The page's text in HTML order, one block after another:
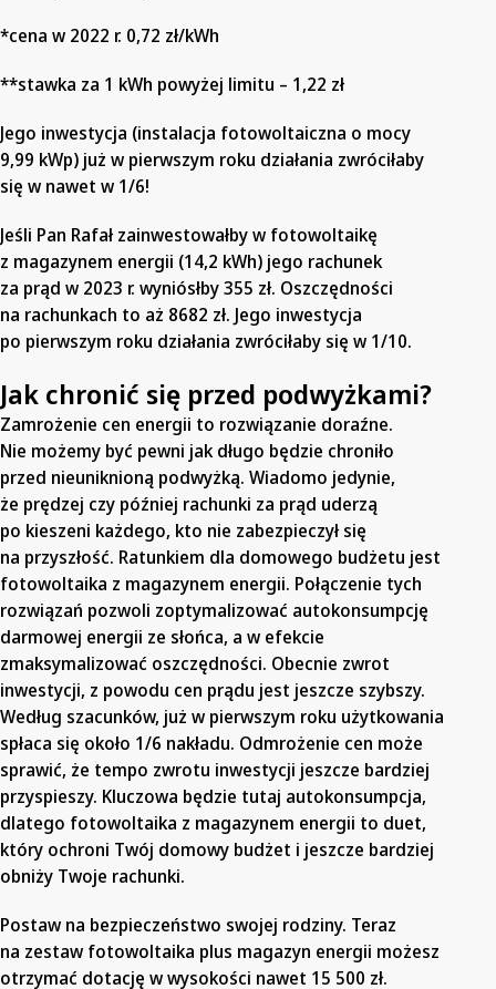
*cena w 2022 r. 0,72 zł/kWh
**stawka za 1 kWh powyżej limitu – 1,22 zł
Jego inwestycja (instalacja fotowoltaiczna o mocy
9,99 kWp) już w pierwszym roku działania zwróciłaby
się w nawet w 1/6!
Jeśli Pan Rafał zainwestowałby w fotowoltaikę
z magazynem energii (14,2 kWh) jego rachunek
za prąd w 2023 r. wyniósłby 355 zł. Oszczędności
na rachunkach to aż 8682 zł. Jego inwestycja
po pierwszym roku działania zwróciłaby się w 1/10.
Jak chronić się przed podwyżkami?
Zamrożenie cen energii to rozwiązanie doraźne.
Nie możemy być pewni jak długo będzie chroniło
przed nieuniknioną podwyżką. Wiadomo jedynie,
że prędzej czy później rachunki za prąd uderzą
po kieszeni każdego, kto nie zabezpieczył się
na przyszłość. Ratunkiem dla domowego budżetu jest
fotowoltaika z magazynem energii. Połączenie tych
rozwiązań pozwoli zoptymalizować autokonsumpcję
darmowej energii ze słońca, a w efekcie
zmaksymalizować oszczędności. Obecnie zwrot
inwestycji, z powodu cen prądu jest jeszcze szybszy.
Według szacunków, już w pierwszym roku użytkowania
spłaca się około 1/6 nakładu. Odmrożenie cen może
sprawić, że tempo zwrotu inwestycji jeszcze bardziej
przyspieszy. Kluczowa będzie tutaj autokonsumpcja,
dlatego fotowoltaika z magazynem energii to duet,
który ochroni Twój domowy budżet i jeszcze bardziej
obniży Twoje rachunki.
Postaw na bezpieczeństwo swojej rodziny. Teraz
na zestaw fotowoltaika plus magazyn energii możesz
otrzymać dotację w wysokości nawet 15 500 zł.